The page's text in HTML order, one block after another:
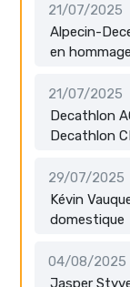
21/07/2025
Alpecin-
en
21/07/2025
Decathlon
Decathlon
29/07/2025
Kévin
domestique
04/08/2025
Jasper